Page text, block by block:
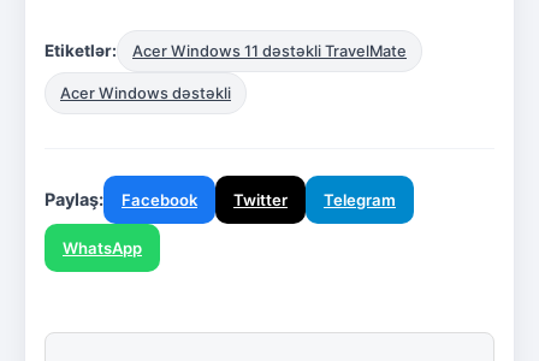
Etiketlər: Acer Windows 11 dəstəkli TravelMate
Acer Windows dəstəkli
Paylaş: Facebook Twitter Telegram
WhatsApp